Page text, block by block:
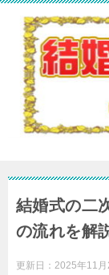
結婚式の二
の流れを解
更新日： 2025年11月